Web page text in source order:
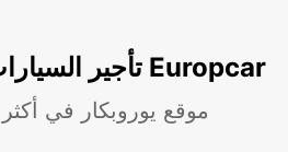
تأجير السيارات في أبو ظبي مع Europcar
موقع يوروبكار في